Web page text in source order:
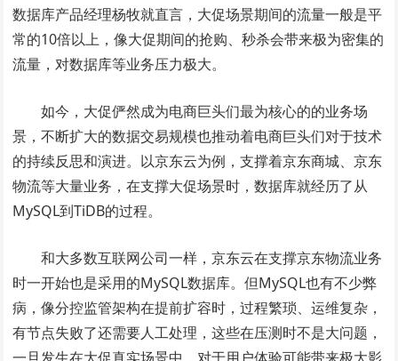
数据库产品经理杨牧就直言，大促场景期间的流量一般是平
常的10倍以上，像大促期间的抢购、秒杀会带来极为密集的
流量，对数据库等业务压力极大。
如今，大促俨然成为电商巨头们最为核心的的业务场
景，不断扩大的数据交易规模也推动着电商巨头们对于技术
的持续反思和演进。以京东云为例，支撑着京东商城、京东
物流等大量业务，在支撑大促场景时，数据库就经历了从
MySQL到TiDB的过程。
和大多数互联网公司一样，京东云在支撑京东物流业务
时一开始也是采用的MySQL数据库。但MySQL也有不少弊
病，像分控监管架构在提前扩容时，过程繁琐、运维复杂，
有节点失败了还需要人工处理，这些在压测时不是大问题，